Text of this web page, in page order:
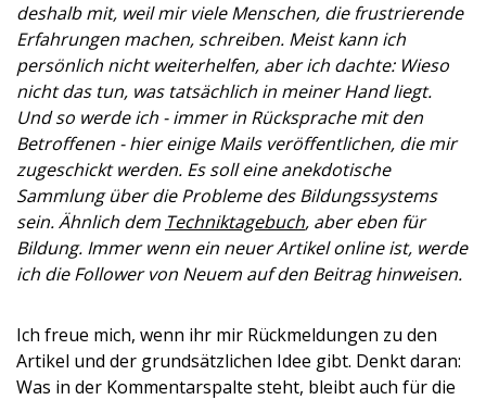
deshalb mit, weil mir viele Menschen, die frustrierende
Erfahrungen machen, schreiben. Meist kann ich
persönlich nicht weiterhelfen, aber ich dachte: Wieso
nicht das tun, was tatsächlich in meiner Hand liegt.
Und so werde ich - immer in Rücksprache mit den
Betroffenen - hier einige Mails veröffentlichen, die mir
zugeschickt werden. Es soll eine anekdotische
Sammlung über die Probleme des Bildungssystems
sein. Ähnlich dem Techniktagebuch, aber eben für
Bildung. Immer wenn ein neuer Artikel online ist, werde
ich die Follower von Neuem auf den Beitrag hinweisen.
Ich freue mich, wenn ihr mir Rückmeldungen zu den
Artikel und der grundsätzlichen Idee gibt. Denkt daran:
Was in der Kommentarspalte steht, bleibt auch für die